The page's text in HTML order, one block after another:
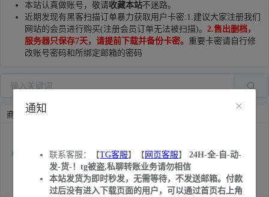
本站认真做账号，敬请收藏本站不迷路。
近期发现有黑客扫描订单暴力获取用户卡密:1.建议大家注册我们
网站的会员进行购买(注册会员订单无法被扫描)。 2.售出删档，
服务器只保存7天，请提前下载并备份卡密。 重要卡密请自行修
改账号密码和所绑定邮箱的密码
商品列表
+网页登录 | 自助提取 | 单KEY可提取1个账号 | 测试专用 | 单
次限购5个
库存: 1036605
通知
联系客服：【TG客服】【网页客服】24H-全-自-动-
发-货-！tg被盗,私聊转账业务请勿相信
本站发货为即时秒发，无需等待，不发送邮箱。付款
过后没有进入下载页面的用户，可以通过首页右上角